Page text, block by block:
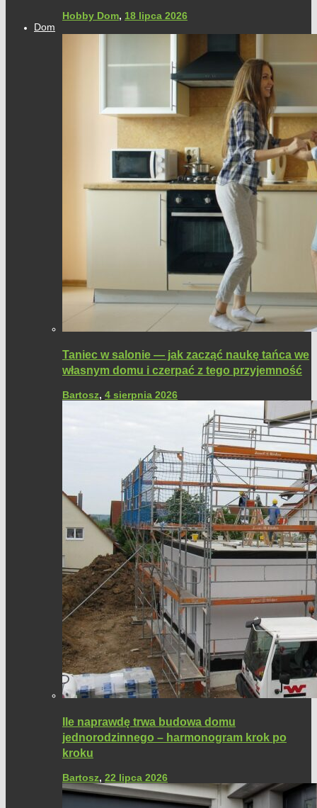
Hobby Dom, 18 lipca 2026
Dom
Taniec w salonie — jak zacząć naukę tańca we
własnym domu i czerpać z tego przyjemność
Bartosz, 4 sierpnia 2026
Ile naprawdę trwa budowa domu
jednorodzinnego – harmonogram krok po
kroku
Bartosz, 22 lipca 2026